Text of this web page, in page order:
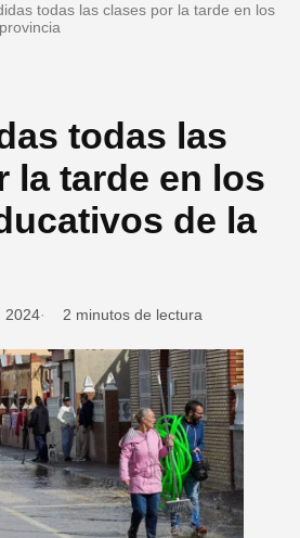
todas las clases por la tarde en los
todas las
la tarde en los
de la
2024 2 minutos de lectura